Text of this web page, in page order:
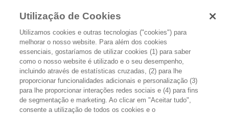
QUAL O TRATAMENTO?
Utilização de Cookies
Utilizamos cookies e outras tecnologias ("cookies") para
melhorar o nosso website. Para além dos cookies
essenciais, gostaríamos de utilizar cookies (1) para saber
como o nosso website é utilizado e o seu desempenho,
incluindo através de estatísticas cruzadas, (2) para lhe
proporcionar funcionalidades adicionais e personalização (3)
para lhe proporcionar interações redes sociais e (4) para fins
de segmentação e marketing. Ao clicar em "Aceitar tudo",
consente a utilização de todos os cookies e o